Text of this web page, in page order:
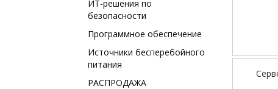
ИТ-решения по
безопасности
Программное обеспечение
Источники бесперебойного
питания
РАСПРОДАЖА